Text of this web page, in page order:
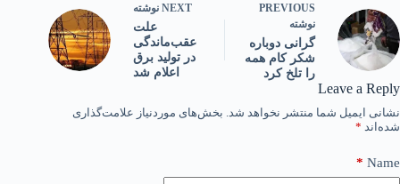
PREVIOUS
نوشته
گرانی دوباره
شکر کام همه
را تلخ کرد
NEXT نوشته
علت
عقب‌ماندگی
در تولید برق
اعلام شد
Leave a Reply
نشانی ایمیل شما منتشر نخواهد شد. بخش‌های موردنیاز علامت‌گذاری
شده‌اند *
Name
*